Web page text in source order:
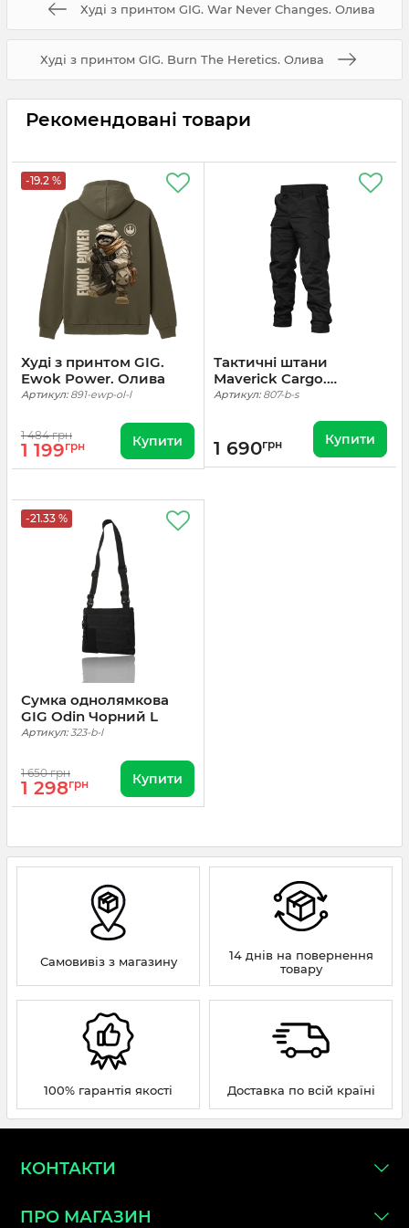
Худі з принтом GIG. War Never Changes. Олива
Худі з принтом GIG. Burn The Heretics. Олива
Рекомендовані товари
-19.2 %
Худі з принтом GIG.
Ewok Power. Олива
Артикул:891-ewp-ol-l
1 484 грн
1 199грн Купити
Тактичні штани
Maverick Cargo.
Чорний
Артикул:807-b-s
1 690грн Купити
-21.33 %
Сумка однолямкова
GIG Odin Чорний L
Артикул:323-b-l
1 650 грн
1 298грн Купити
Самовивіз з магазину
14 днів на повернення
товару
100% гарантія якості Доставка по всій країні
КОНТАКТИ
ПРО МАГАЗИН